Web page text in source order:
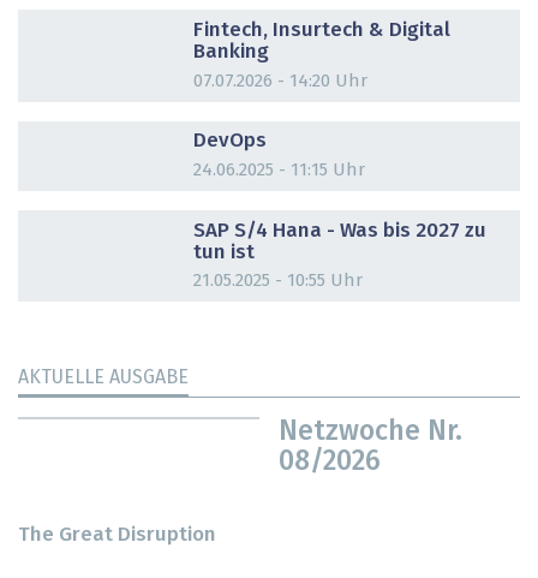
Fintech, Insurtech & Digital
Banking
07.07.2026 - 14:20 Uhr
DevOps
24.06.2025 - 11:15 Uhr
SAP S/4 Hana - Was bis 2027 zu
tun ist
21.05.2025 - 10:55 Uhr
AKTUELLE AUSGABE
Netzwoche Nr.
08/2026
The Great Disruption